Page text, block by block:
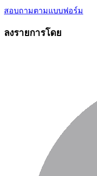
สอบถามตามแบบฟอร์ม
ลงรายการโดย